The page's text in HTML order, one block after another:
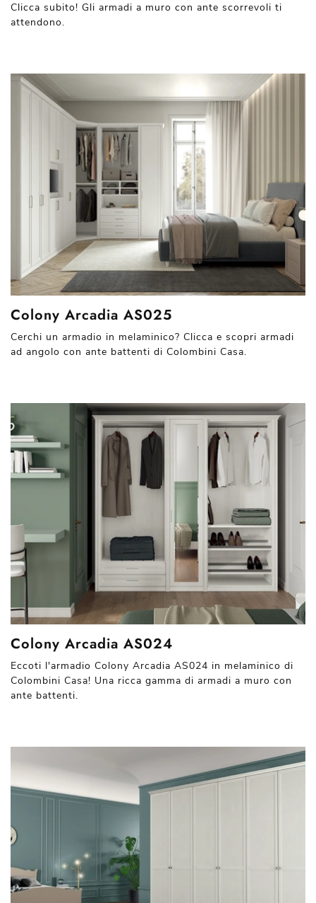
Clicca subito! Gli armadi a muro con ante scorrevoli ti
attendono.
Colony Arcadia AS025
Cerchi un armadio in melaminico? Clicca e scopri armadi
ad angolo con ante battenti di Colombini Casa.
Colony Arcadia AS024
Eccoti l'armadio Colony Arcadia AS024 in melaminico di
Colombini Casa! Una ricca gamma di armadi a muro con
ante battenti.